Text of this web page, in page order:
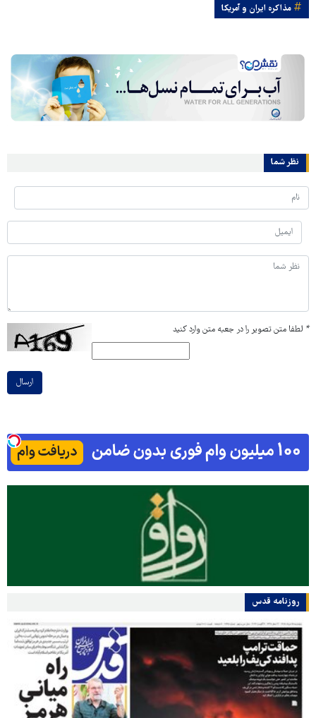
مذاکره ایران و آمریکا
نظر شما
* لطفا متن تصویر را در جعبه متن وارد کنید
ارسال
روزنامه قدس